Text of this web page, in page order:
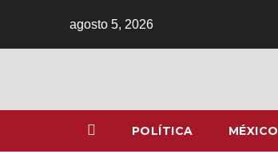
agosto 5, 2026
POLÍTICA MÉXICO